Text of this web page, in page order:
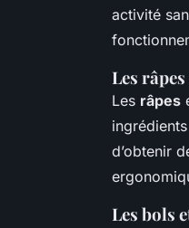
activité
Les
Les râpes
d’obtenir
Les bols